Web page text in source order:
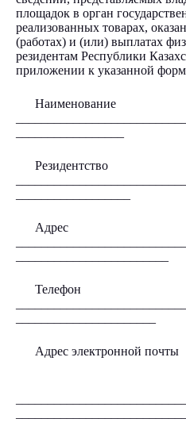
площадок в орган
реализованных товарах,
(работах) и (или) выплатах
резидентам Республики
приложении к указанной
Наименование
Резидентство
Адрес
Телефон
Адрес электронной почты